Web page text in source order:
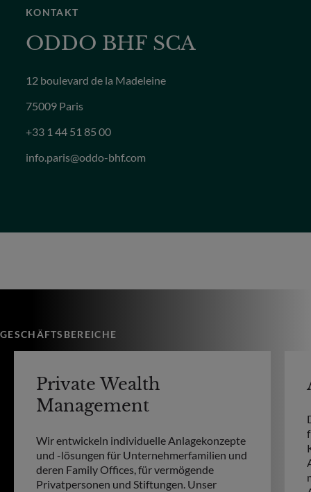
KONTAKT
ODDO BHF SCA
12 boulevard de la Madeleine
75009 Paris
+33 1 44 51 85 00
info.paris@oddo-bhf.com
GESCHÄFTSBEREICHE
Private Wealth
Management
Wir entwickeln individuelle Anlagekonzepte
und -lösungen für Unternehmerfamilien und
deren Family Offices, für vermögende
Privatpersonen und Stiftungen. Unser